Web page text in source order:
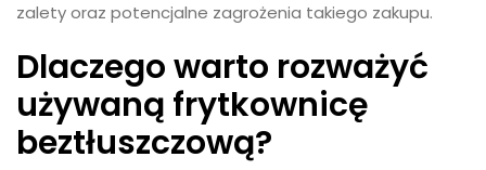
zalety oraz potencjalne zagrożenia takiego zakupu.
Dlaczego warto rozważyć
używaną frytkownicę
beztłuszczową?